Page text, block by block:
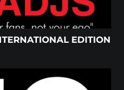
EDITION